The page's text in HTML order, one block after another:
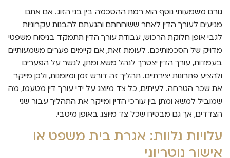
גורם משמעותי נוסף הוא רמת ההסכמה בין בני הזוג. אם אתם
מגיעים לעורך הדין לאחר ששוחחתם והגעתם להבנות עקרוניות
לגבי אופן חלוקת הרכוש, עבודת עורך הדין תתמקד בניסוח משפטי
מדויק של הסכמותיכם. לעומת זאת, אם קיימים פערים משמעותיים
בעמדות, עורך הדין יצטרך לנהל משא ומתן, לגשר על הפערים
ולהציע פתרונות יצירתיים. תהליך זה דורש זמן ומיומנות, ולכן מייקר
את שכר הטרחה. לעיתים, כל צד מיוצג על ידי עורך דין מטעמו, מה
שמוביל למשא ומתן בין עורכי הדין ומייקר את התהליך עבור שני
הצדדים, אך גם מבטיח שכל צד מיוצג באופן מיטבי.
עלויות נלוות: אגרת בית משפט או
אישור נוטריוני